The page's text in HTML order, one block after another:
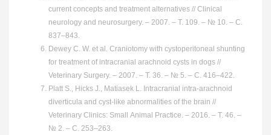
current concepts and treatment alternatives // Clinical
neurology and neurosurgery. – 2007. – Т. 109. – № 10. – С.
837–843.
Dewey C. W. et al. Craniotomy with cystoperitoneal shunting
for treatment of intracranial arachnoid cysts in dogs //
Veterinary Surgery. – 2007. – Т. 36. – № 5. – С. 416–422.
Platt S., Hicks J., Matiasek L. Intracranial intra-arachnoid
diverticula and cyst-like abnormalities of the brain //
Veterinary Clinics: Small Animal Practice. – 2016. – Т. 46. –
№ 2. – С. 253–263.